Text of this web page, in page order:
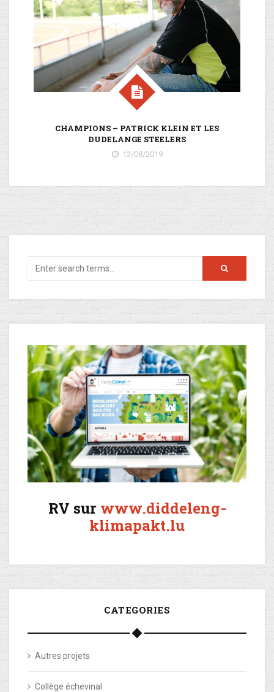
CHAMPIONS – PATRICK KLEIN ET LES
DUDELANGE STEELERS
13/08/2019
RV sur www.diddeleng-
klimapakt.lu
CATEGORIES
Autres projets
Collège échevinal